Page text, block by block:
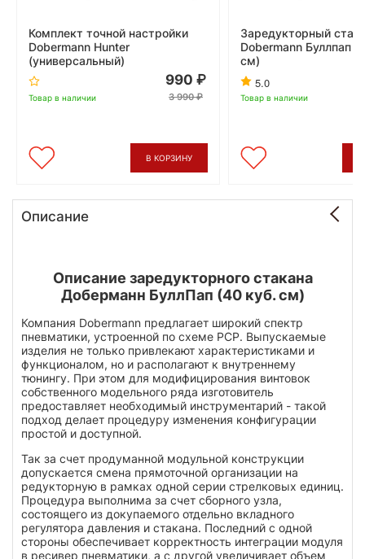
Комплект точной настройки
Dobermann Hunter
(универсальный)
Товар в наличии
990
3 990
В КОРЗИНУ
Заредукторный
Dobermann Буллпап
см)
5.0
Товар в наличии
Описание
Описание заредукторного стакана
Доберманн БуллПап (40 куб. см)
Компания Dobermann предлагает широкий спектр
пневматики, устроенной по схеме PCP. Выпускаемые
изделия не только привлекают характеристиками и
функционалом, но и располагают к внутреннему
тюнингу. При этом для модифицирования винтовок
собственного модельного ряда изготовитель
предоставляет необходимый инструментарий - такой
подход делает процедуру изменения конфигурации
простой и доступной.
Так за счет продуманной модульной конструкции
допускается смена прямоточной организации на
редукторную в рамках одной серии стрелковых единиц.
Процедура выполнима за счет сборного узла,
состоящего из докупаемого отдельно вкладного
регулятора давления и стакана. Последний с одной
стороны обеспечивает корректность интеграции модуля
в ресивер пневматики, а с другой увеличивает объем